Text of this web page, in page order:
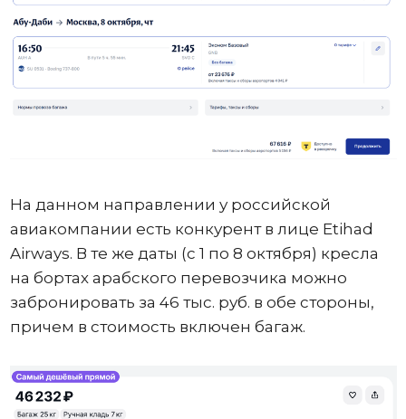
На данном направлении у российской
авиакомпании есть конкурент в лице Etihad
Airways. В те же даты (с 1 по 8 октября) кресла
на бортах арабского перевозчика можно
забронировать за 46 тыс. руб. в обе стороны,
причем в стоимость включен багаж.